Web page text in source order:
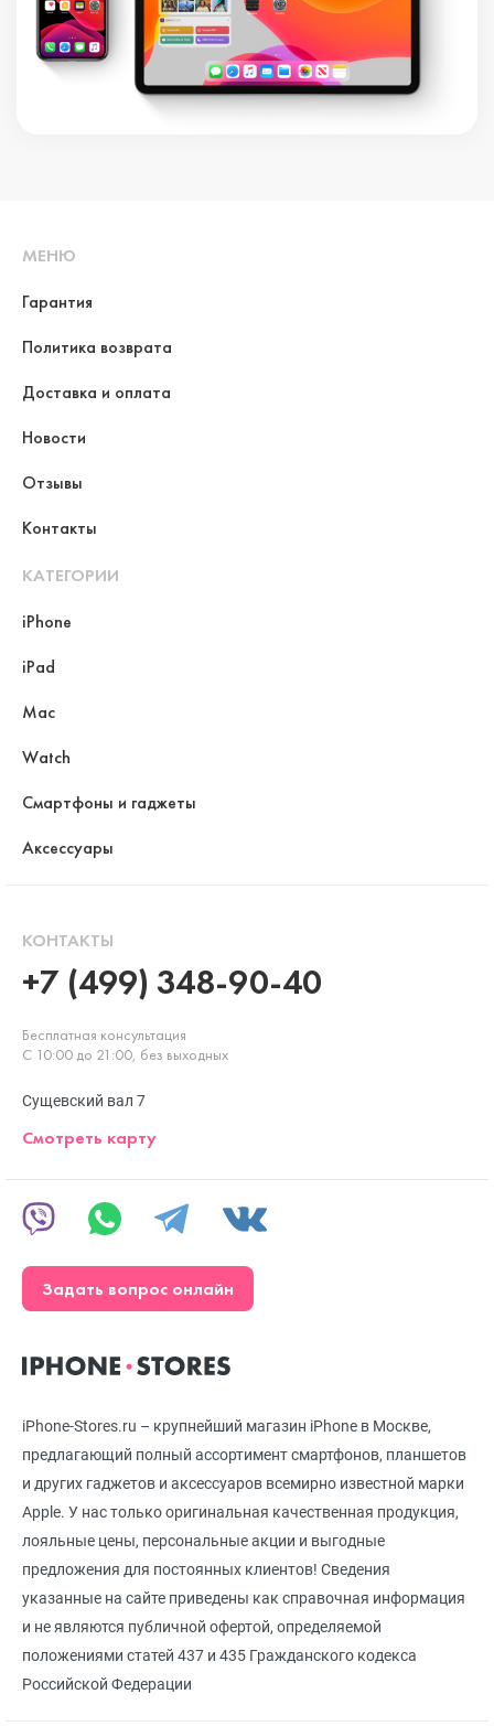
iPhone-Stores.ru – крупнейший магазин iPhone в Москве,
предлагающий полный ассортимент смартфонов, планшетов
и других гаджетов и аксессуаров всемирно известной марки
Apple. У нас только оригинальная качественная продукция,
лояльные цены, персональные акции и выгодные
предложения для постоянных клиентов! Сведения
указанные на сайте приведены как справочная информация
и не являются публичной офертой, определяемой
положениями статей 437 и 435 Гражданского кодекса
Российской Федерации
МЕНЮ
Гарантия
Политика возврата
Доставка и оплата
Новости
Отзывы
Контакты
КАТЕГОРИИ
iPhone
iPad
Mac
Watch
Смартфоны и гаджеты
Аксессуары
КОНТАКТЫ
+7 (499) 348-90-40
Бесплатная консультация
С 10:00 до 21:00, без выходных
Сущевский вал 7
Смотреть карту
Задать вопрос онлайн